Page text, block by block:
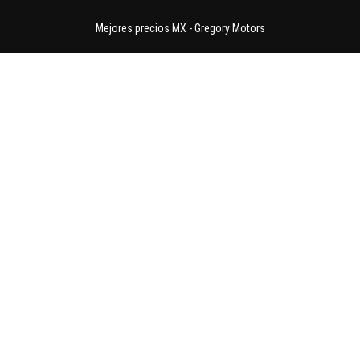
Mejores precios MX -Gregory Motors